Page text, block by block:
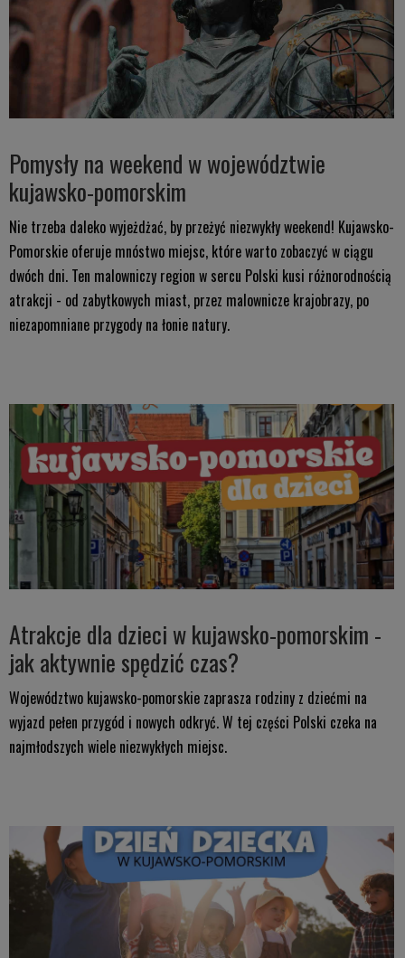
Pomysły na weekend w województwie
kujawsko-pomorskim
Nie trzeba daleko wyjeżdżać, by przeżyć niezwykły weekend! Kujawsko-
Pomorskie oferuje mnóstwo miejsc, które warto zobaczyć w ciągu
dwóch dni. Ten malowniczy region w sercu Polski kusi różnorodnością
atrakcji - od zabytkowych miast, przez malownicze krajobrazy, po
niezapomniane przygody na łonie natury.
Atrakcje dla dzieci w kujawsko-pomorskim -
jak aktywnie spędzić czas?
Województwo kujawsko-pomorskie zaprasza rodziny z dziećmi na
wyjazd pełen przygód i nowych odkryć. W tej części Polski czeka na
najmłodszych wiele niezwykłych miejsc.